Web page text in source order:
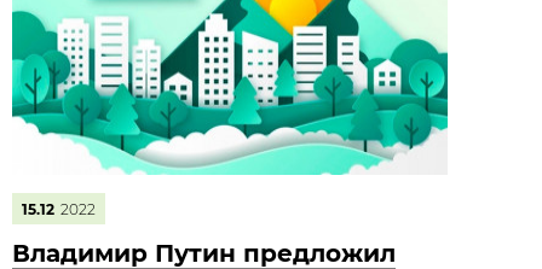
15.12 2022
Владимир Путин предложил